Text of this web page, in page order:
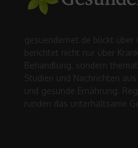
gesuendernet.de blickt über
berichtet nicht nur über
Behandlung, sondern
Studien und Nachrichten
und gesunde Ernährung.
runden das unterhaltsame